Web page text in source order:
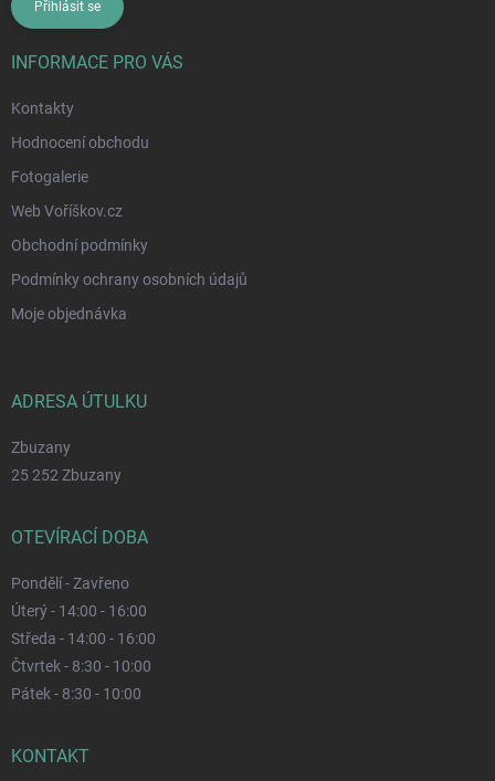
Přihlásit se
INFORMACE PRO VÁS
Kontakty
Hodnocení obchodu
Fotogalerie
Web Voříškov.cz
Obchodní podmínky
Podmínky ochrany osobních údajů
Moje objednávka
ADRESA ÚTULKU
Zbuzany
25 252 Zbuzany
OTEVÍRACÍ DOBA
Pondělí - Zavřeno
Úterý - 14:00 - 16:00
Středa - 14:00 - 16:00
Čtvrtek - 8:30 - 10:00
Pátek - 8:30 - 10:00
KONTAKT